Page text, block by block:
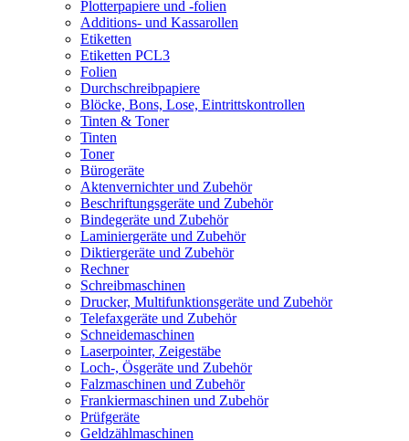
Plotterpapiere und -folien
Additions- und Kassarollen
Etiketten
Etiketten PCL3
Folien
Durchschreibpapiere
Blöcke, Bons, Lose, Eintrittskontrollen
Tinten & Toner
Tinten
Toner
Bürogeräte
Aktenvernichter und Zubehör
Beschriftungsgeräte und Zubehör
Bindegeräte und Zubehör
Laminiergeräte und Zubehör
Diktiergeräte und Zubehör
Rechner
Schreibmaschinen
Drucker, Multifunktionsgeräte und Zubehör
Telefaxgeräte und Zubehör
Schneidemaschinen
Laserpointer, Zeigestäbe
Loch-, Ösgeräte und Zubehör
Falzmaschinen und Zubehör
Frankiermaschinen und Zubehör
Prüfgeräte
Geldzählmaschinen